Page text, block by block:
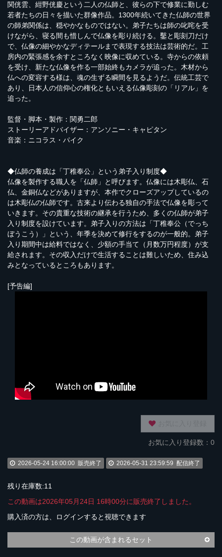
関侊雲、紺野侊慶という二人の仏師と、彼らの下で修業に勤しむ
若者たちの日々を描いた群像作品。1300年続いてきた仏師の世界
の師弟関係は、穏やかなものではない。弟子たちは師の叱咤を受
けながら、寝る間も惜しんで仏像を彫り続ける。鑿と彫刻刀だけ
で、仏像の細やかなディテールまで表現する技法は芸術的だ。工
房内の緊張感を余すところなく映像に収めている。寺からの依頼
を受け、新たな仏像を作る一部始終もカメラが追った。木材から
仏への変容する様は、魂の生ずる瞬間を見るようだ。伝統工芸で
あり、日本人の信仰心の権化ともいえる仏像彫刻の「リアル」を
追った。
監督・脚本・製作：関勇二郎
ストーリーアドバイザー：アンソニー・キャピタン
音楽：ニコラス・パイク
◆仏師の養成は「丁稚奉公」という弟子入り制度◆
仏像を製作する職人を「仏師」と呼びます。仏像には木彫仏、石
仏、金銅仏などがありますが、本作でクローズアップしているの
は木彫仏の仏師です。古来より伝わる独自の手法で仏像を彫って
いきます。その貴重な技術の継承を行うため、多くの仏師が弟子
入り制度を設けています。弟子入りの方法は「丁稚奉公（でっち
ぼうこう）」という、年季を決めて修行をするのが一般的。弟子
入り期間中は給料ではなく、少額の手当て（月数万円程度）が支
給されます。その収入だけで生活することは難しいため、住み込
みとなっているところもあります。
[予告編]
お気に入り登録数：0
2026-05-24 16:00:00 販売終了 2026-05-31 23:59:59 配信終了
残り在庫数:11
この動画は2026年05月24日 16時00分に販売終了しました。
購入済の方は、ログインすると視聴できます
この動画が含まれるセット